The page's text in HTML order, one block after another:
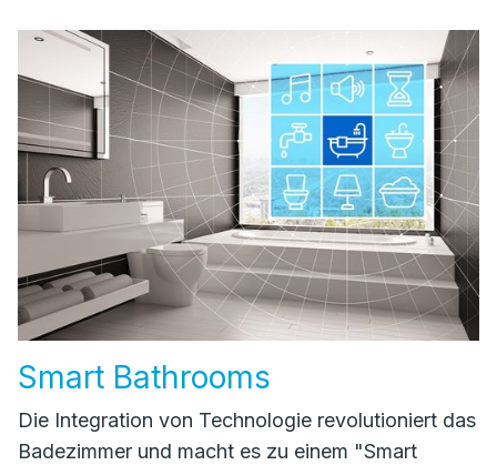
Smart Bathrooms
Die Integration von Technologie revolutioniert das
Badezimmer und macht es zu einem "Smart